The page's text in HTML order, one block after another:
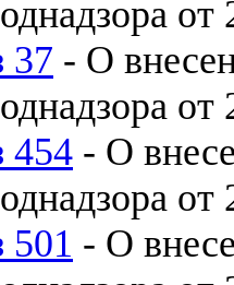
37 - О
454 - О
501 - О